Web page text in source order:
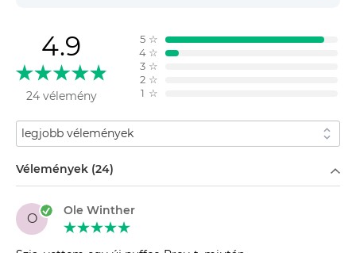
4.9
24 vélemény
5 ☆
4 ☆
3 ☆
2 ☆
1 ☆
Rendezés
Vélemények (24)
O
Ole Winther